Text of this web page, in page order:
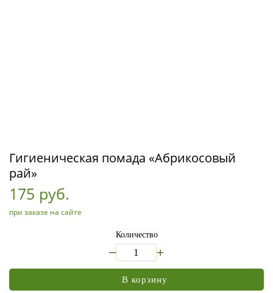
Гигиеническая помада «Абрикосовый
рай»
175 руб.
при заказе на сайте
Количество
+
В корзину